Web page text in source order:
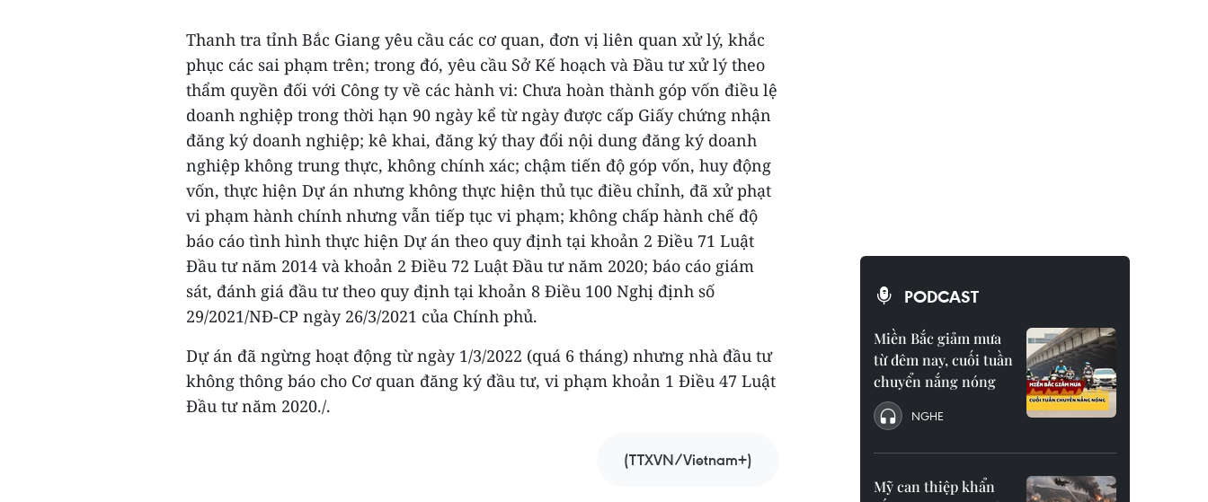
Thanh tra tỉnh Bắc Giang yêu cầu các cơ quan, đơn vị liên quan xử lý, khắc
phục các sai phạm trên; trong đó, yêu cầu Sở Kế hoạch và Đầu tư xử lý theo
thẩm quyền đối với Công ty về các hành vi: Chưa hoàn thành góp vốn điều lệ
doanh nghiệp trong thời hạn 90 ngày kể từ ngày được cấp Giấy chứng nhận
đăng ký doanh nghiệp; kê khai, đăng ký thay đổi nội dung đăng ký doanh
nghiệp không trung thực, không chính xác; chậm tiến độ góp vốn, huy động
vốn, thực hiện Dự án nhưng không thực hiện thủ tục điều chỉnh, đã xử phạt
vi phạm hành chính nhưng vẫn tiếp tục vi phạm; không chấp hành chế độ
báo cáo tình hình thực hiện Dự án theo quy định tại khoản 2 Điều 71 Luật
Đầu tư năm 2014 và khoản 2 Điều 72 Luật Đầu tư năm 2020; báo cáo giám
sát, đánh giá đầu tư theo quy định tại khoản 8 Điều 100 Nghị định số
29/2021/NĐ-CP ngày 26/3/2021 của Chính phủ.
Dự án đã ngừng hoạt động từ ngày 1/3/2022 (quá 6 tháng) nhưng nhà đầu tư
không thông báo cho Cơ quan đăng ký đầu tư, vi phạm khoản 1 Điều 47 Luật
Đầu tư năm 2020./.
(TTXVN/Vietnam+)
PODCAST
Miền Bắc giảm mưa
từ đêm nay, cuối tuần
chuyển nắng nóng
NGHE
Mỹ can thiệp khẩn